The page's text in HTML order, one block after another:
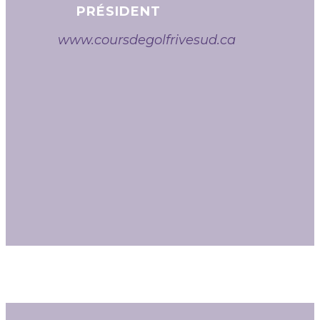
PRÉSIDENT
www.coursdegolfrivesud.ca